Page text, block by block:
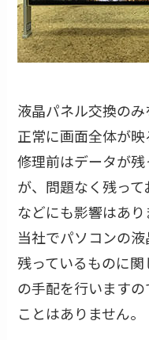
液晶パネル交換のみ
正常に画面全体が映
修理前はデータが
が、問題なく残っ
などにも影響はあり
当社でパソコンの
残っているものに
の手配を行います
ことはありません。